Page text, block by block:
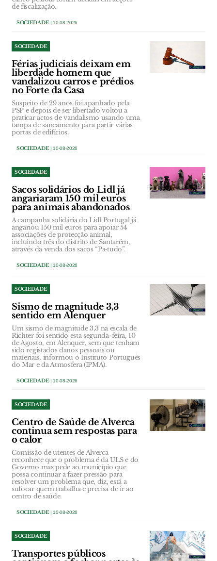
de fiscalização.
SOCIEDADE| 10-08-2026
SOCIEDADE
Férias judiciais deixam em
liberdade homem que
vandalizou carros e prédios
no Forte da Casa
Suspeito de 29 anos foi apanhado pela
PSP e depois de ser libertado voltou a
praticar actos de vandalismo usando uma
tampa de saneamento para partir várias
portas de edifícios.
SOCIEDADE| 10-08-2026
SOCIEDADE
Sacos solidários do Lidl já
angariaram 150 mil euros
para animais abandonados
A campanha solidária do Lidl Portugal já
angariou 150 mil euros para apoiar 54
associações de protecção animal,
incluindo três do distrito de Santarém,
através da venda dos sacos “Pa‑tudo”.
SOCIEDADE| 10-08-2026
SOCIEDADE
Sismo de magnitude 3,3
sentido em Alenquer
Um sismo de magnitude 3,3 na escala de
Richter foi sentido esta segunda-feira, 10
de Agosto, em Alenquer, sem que tenham
sido registados danos pessoais ou
materiais, informou o Instituto Português
do Mar e da Atmosfera (IPMA).
SOCIEDADE| 10-08-2026
SOCIEDADE
Centro de Saúde de Alverca
continua sem respostas para
o calor
Comissão de utentes de Alverca
reconhece que o problema é da ULS e do
Governo mas pede ao município que
possa continuar a fazer pressão para
resolver um problema que, diz, está a
sufocar quem trabalha e precisa de ir ao
centro de saúde.
SOCIEDADE| 10-08-2026
SOCIEDADE
Transportes públicos